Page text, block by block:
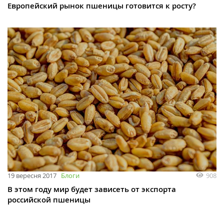
Европейский рынок пшеницы готовится к росту?
19 вересня 2017 Блоги 908
В этом году мир будет зависеть от экспорта
российской пшеницы